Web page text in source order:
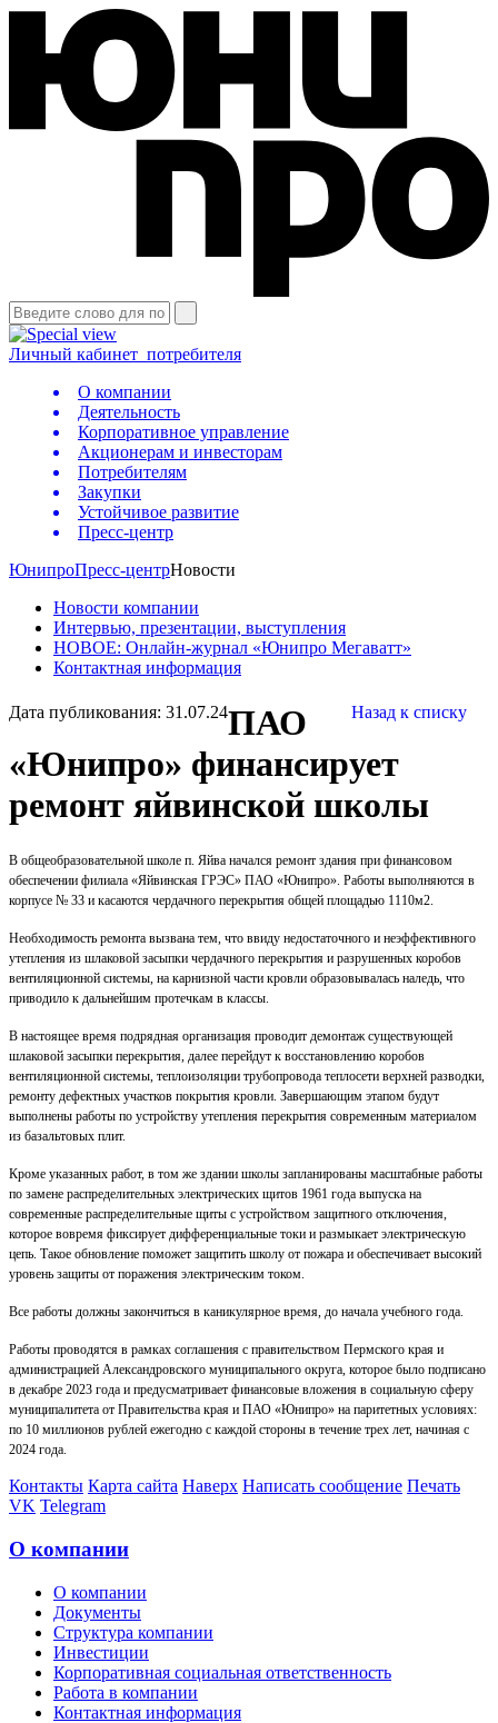
Личный кабинет потребителя
О компании
Деятельность
Корпоративное управление
Акционерам и инвесторам
Потребителям
Закупки
Устойчивое развитие
Пресс-центр
ЮнипроПресс-центрНовости
Новости компании
Интервью, презентации, выступления
НОВОЕ: Онлайн-журнал «Юнипро Мегаватт»
Контактная информация
Дата публикования: 31.07.24 Назад к списку
ПАО
«Юнипро» финансирует
ремонт яйвинской школы
В общеобразовательной школе п. Яйва начался ремонт здания при финансовом
обеспечении филиала «Яйвинская ГРЭС» ПАО «Юнипро». Работы выполняются в
корпусе № 33 и касаются чердачного перекрытия общей площадью 1110м2.
Необходимость ремонта вызвана тем, что ввиду недостаточного и неэффективного
утепления из шлаковой засыпки чердачного перекрытия и разрушенных коробов
вентиляционной системы, на карнизной части кровли образовывалась наледь, что
приводило к дальнейшим протечкам в классы.
В настоящее время подрядная организация проводит демонтаж существующей
шлаковой засыпки перекрытия, далее перейдут к восстановлению коробов
вентиляционной системы, теплоизоляции трубопровода теплосети верхней разводки,
ремонту дефектных участков покрытия кровли. Завершающим этапом будут
выполнены работы по устройству утепления перекрытия современным материалом
из базальтовых плит.
Кроме указанных работ, в том же здании школы запланированы масштабные работы
по замене распределительных электрических щитов 1961 года выпуска на
современные распределительные щиты с устройством защитного отключения,
которое вовремя фиксирует дифференциальные токи и размыкает электрическую
цепь. Такое обновление поможет защитить школу от пожара и обеспечивает высокий
уровень защиты от поражения электрическим током.
Все работы должны закончиться в каникулярное время, до начала учебного года.
Работы проводятся в рамках соглашения с правительством Пермского края и
администрацией Александровского муниципального округа, которое было подписано
в декабре 2023 года и предусматривает финансовые вложения в социальную сферу
муниципалитета от Правительства края и ПАО «Юнипро» на паритетных условиях:
по 10 миллионов рублей ежегодно с каждой стороны в течение трех лет, начиная с
2024 года.
Контакты Карта сайта Наверх Написать сообщение Печать
VK Telegram
О компании
О компании
Документы
Структура компании
Инвестиции
Корпоративная социальная ответственность
Работа в компании
Контактная информация